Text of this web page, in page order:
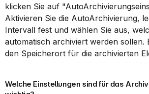
klicken Sie auf
Aktivieren Sie die AutoArchivierung,
Intervall fest und wählen Sie aus,
automatisch archiviert werden sollen.
den Speicherort für die archivierten
Welche Einstellungen sind für das